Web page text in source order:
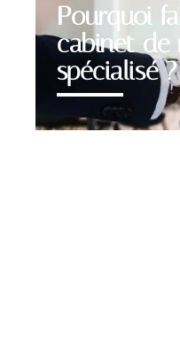
Pourquoi
cabinet de
spécialisé ?